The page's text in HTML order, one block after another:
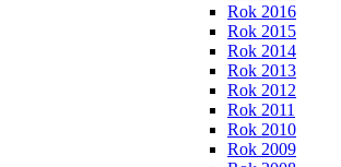
Rok 2016
Rok 2015
Rok 2014
Rok 2013
Rok 2012
Rok 2011
Rok 2010
Rok 2009